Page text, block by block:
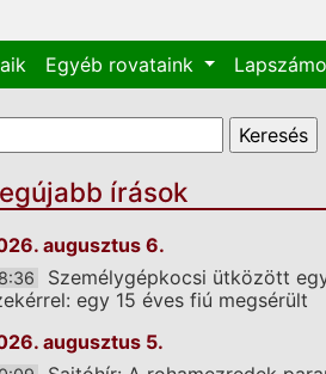
Egyéb rovataink
űrlap
írások
augusztus 6.
Személygépkocsi ütközött
egy 15 éves fiú megsérült
augusztus 5.